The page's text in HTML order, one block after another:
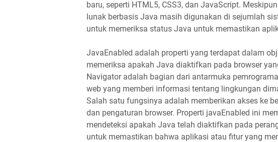
baru, seperti HTML5, CSS3, dan JavaScript.
lunak berbasis Java masih digunakan di sejumlah
untuk memeriksa status Java untuk memastikan
JavaEnabled adalah properti yang terdapat dalam
memeriksa apakah Java diaktifkan pada browser
Navigator adalah bagian dari antarmuka
web yang memberi informasi tentang lingkungan
Salah satu fungsinya adalah memberikan akses ke
dan pengaturan browser. Properti javaEnabled ini
mendeteksi apakah Java telah diaktifkan pada
untuk memastikan bahwa aplikasi atau fitur yang